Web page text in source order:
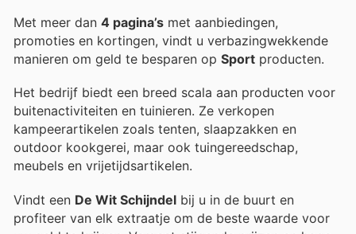
Met meer dan 4 pagina’s met aanbiedingen,
promoties en kortingen, vindt u verbazingwekkende
manieren om geld te besparen op Sport producten.
Het bedrijf biedt een breed scala aan producten voor
buitenactiviteiten en tuinieren. Ze verkopen
kampeerartikelen zoals tenten, slaapzakken en
outdoor kookgerei, maar ook tuingereedschap,
meubels en vrijetijdsartikelen.
Vindt een De Wit Schijndel bij u in de buurt en
profiteer van elk extraatje om de beste waarde voor